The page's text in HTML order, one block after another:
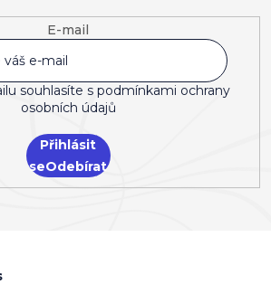
E-mail
souhlasíte s podmínkami ochrany
osobních údajů
Přihlásit
se